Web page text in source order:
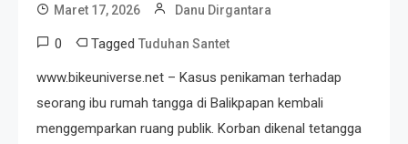
Maret 17, 2026 Danu Dirgantara
0 Tagged Tuduhan Santet
www.bikeuniverse.net – Kasus penikaman terhadap
seorang ibu rumah tangga di Balikpapan kembali
menggemparkan ruang publik. Korban dikenal tetangga